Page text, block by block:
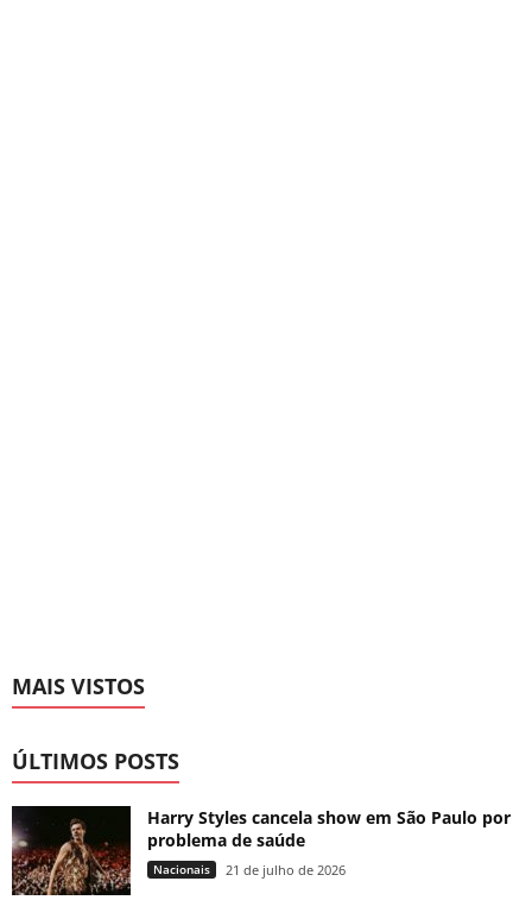
MAIS VISTOS
ÚLTIMOS POSTS
Harry Styles cancela show em São Paulo por
problema de saúde
Nacionais 21 de julho de 2026